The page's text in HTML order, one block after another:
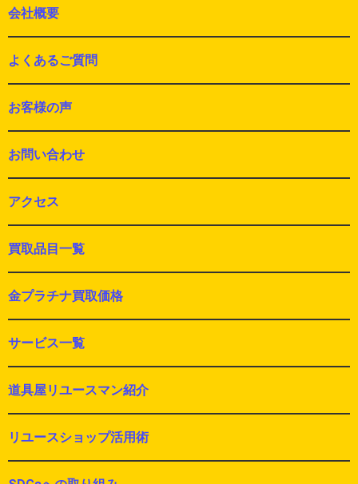
会社概要
よくあるご質問
お客様の声
お問い合わせ
アクセス
買取品目一覧
金プラチナ買取価格
サービス一覧
道具屋リユースマン紹介
リユースショップ活用術